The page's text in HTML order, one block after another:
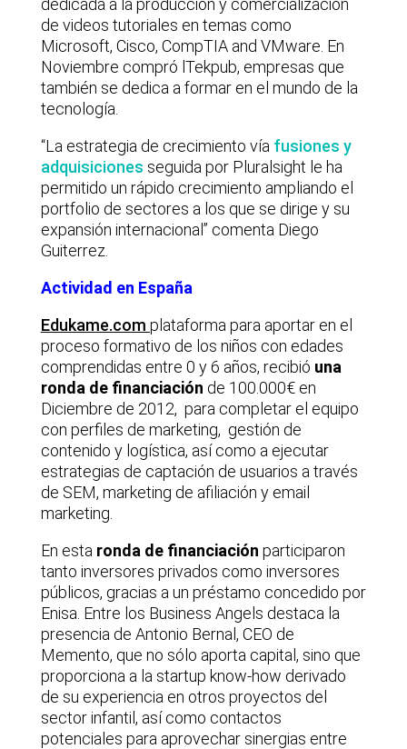
dedicada a la producción y comercialización
de videos tutoriales en temas como
Microsoft, Cisco, CompTIA and VMware. En
Noviembre compró lTekpub, empresas que
también se dedica a formar en el mundo de la
tecnología.
“La estrategia de crecimiento vía fusiones y
adquisiciones seguida por Pluralsight le ha
permitido un rápido crecimiento ampliando el
portfolio de sectores a los que se dirige y su
expansión internacional” comenta Diego
Guiterrez.
Actividad en España
Edukame.com plataforma para aportar en el
proceso formativo de los niños con edades
comprendidas entre 0 y 6 años, recibió una
ronda de financiación de 100.000€ en
Diciembre de 2012, para completar el equipo
con perfiles de marketing, gestión de
contenido y logística, así como a ejecutar
estrategias de captación de usuarios a través
de SEM, marketing de afiliación y email
marketing.
En esta ronda de financiación participaron
tanto inversores privados como inversores
públicos, gracias a un préstamo concedido por
Enisa. Entre los Business Angels destaca la
presencia de Antonio Bernal, CEO de
Memento, que no sólo aporta capital, sino que
proporciona a la startup know-how derivado
de su experiencia en otros proyectos del
sector infantil, así como contactos
potenciales para aprovechar sinergias entre